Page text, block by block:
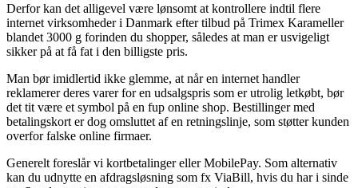
Derfor kan det alligevel være lønsomt at kontrollere indtil flere
internet virksomheder i Danmark efter tilbud på Trimex Karameller
blandet 3000 g forinden du shopper, således at man er usvigeligt
sikker på at få fat i den billigste pris.
Man bør imidlertid ikke glemme, at når en internet handler
reklamerer deres varer for en udsalgspris som er utrolig letkøbt, bør
det tit være et symbol på en fup online shop. Bestillinger med
betalingskort er dog omsluttet af en retningslinje, som støtter kunden
overfor falske online firmaer.
Generelt foreslår vi kortbetalinger eller MobilePay. Som alternativ
kan du udnytte en afdragsløsning som fx ViaBill, hvis du har i sinde